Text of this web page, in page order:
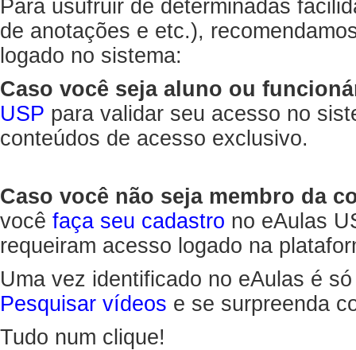
Para usufruir de determinadas
de anotações e etc.),
logado no sistema:
Caso você seja aluno ou
USP para validar seu acesso no
conteúdos de acesso exclusivo.
Caso você não seja membro da
você faça seu cadastro no eAulas
requeiram acesso logado na
Uma vez identificado no eAulas é
Pesquisar vídeos e se surpreenda
Tudo num clique!